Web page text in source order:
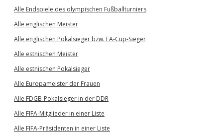
Alle Endspiele des olympischen Fußballturniers
Alle englischen Meister
Alle englischen Pokalsieger bzw. FA-Cup-Sieger
Alle estnischen Meister
Alle estnischen Pokalsieger
Alle Europameister der Frauen
Alle FDGB-Pokalsieger in der DDR
Alle FIFA-Mitglieder in einer Liste
Alle FIFA-Präsidenten in einer Liste